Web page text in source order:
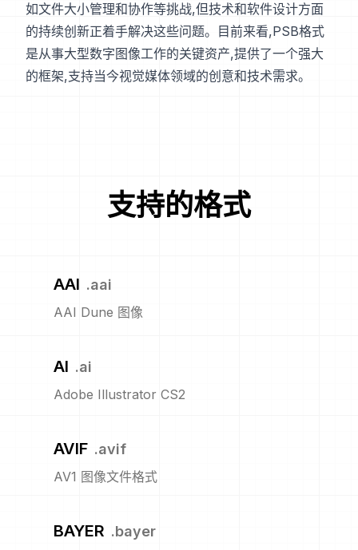
如文件大小管理和协作等挑战,但技术和软件设计方面
的持续创新正着手解决这些问题。目前来看,PSB格式
是从事大型数字图像工作的关键资产,提供了一个强大
的框架,支持当今视觉媒体领域的创意和技术需求。
支持的格式
AAI .aai
AAI Dune 图像
AI .ai
Adobe Illustrator CS2
AVIF .avif
AV1 图像文件格式
BAYER .bayer